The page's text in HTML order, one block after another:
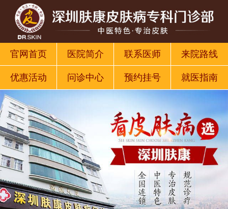
官网首页 医院简介 联系医师 来院路线
优惠活动 问诊中心 预约挂号 就医指南